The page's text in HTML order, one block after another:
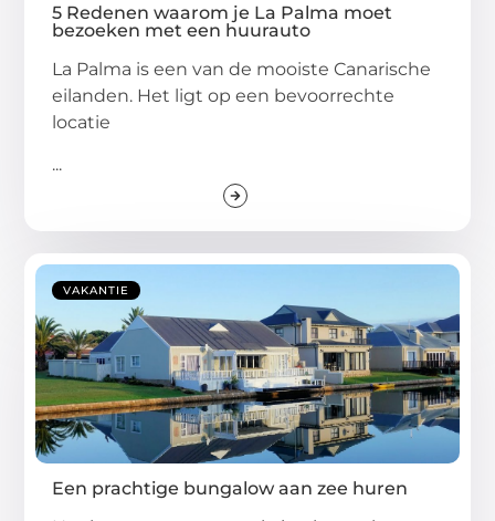
5 Redenen waarom je La Palma moet
bezoeken met een huurauto
La Palma is een van de mooiste Canarische
eilanden. Het ligt op een bevoorrechte
locatie
...
VAKANTIE
Een prachtige bungalow aan zee huren